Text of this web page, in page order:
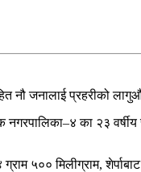
नौ जनालाई प्रहरीको
का २३
५०० मिलीग्राम,